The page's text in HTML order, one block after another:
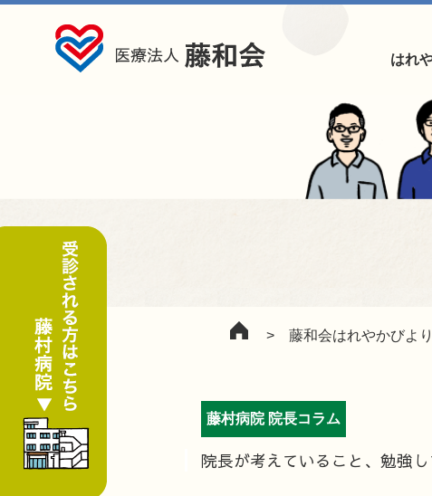
はれ
> 藤和会はれやかびより
藤村病院 院長コラム
院長が考えていること、勉強